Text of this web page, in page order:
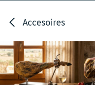
Accesoires